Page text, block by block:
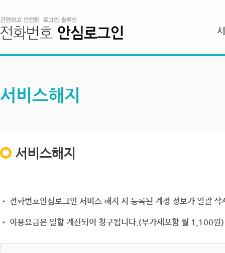
서비스해지
서비스해지
• 전화번호안심로그인 서비스 해지 시 등록된 계정 정보가 일괄
• 이용요금은 일할 계산되어 청구됩니다.(부가세포함 월 1,100원)